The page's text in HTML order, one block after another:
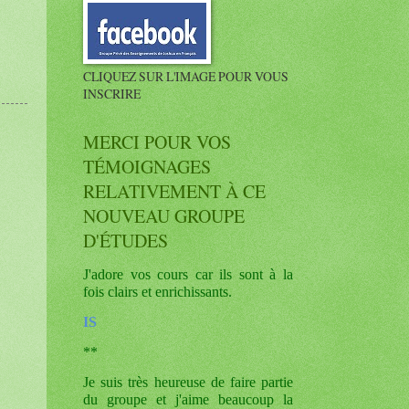
CLIQUEZ SUR L'IMAGE POUR VOUS
INSCRIRE
MERCI POUR VOS
TÉMOIGNAGES
RELATIVEMENT À CE
NOUVEAU GROUPE
D'ÉTUDES
J'adore vos cours car ils sont à la
fois clairs et enrichissants.
IS
**
Je suis très heureuse de faire partie
du groupe et j'aime beaucoup la